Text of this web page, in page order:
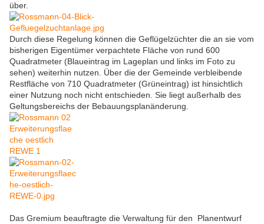
über.
Durch diese Regelung können die Geflügelzüchter die an sie vom
bisherigen Eigentümer verpachtete Fläche von rund 600
Quadratmeter (Blaueintrag im Lageplan und links im Foto zu
sehen) weiterhin nutzen. Über die der Gemeinde verbleibende
Restfläche von 710 Quadratmeter (Grüneintrag) ist hinsichtlich
einer Nutzung noch nicht entschieden. Sie liegt außerhalb des
Geltungsbereichs der Bebauungsplanänderung.
Das Gremium beauftragte die Verwaltung für den Planentwurf